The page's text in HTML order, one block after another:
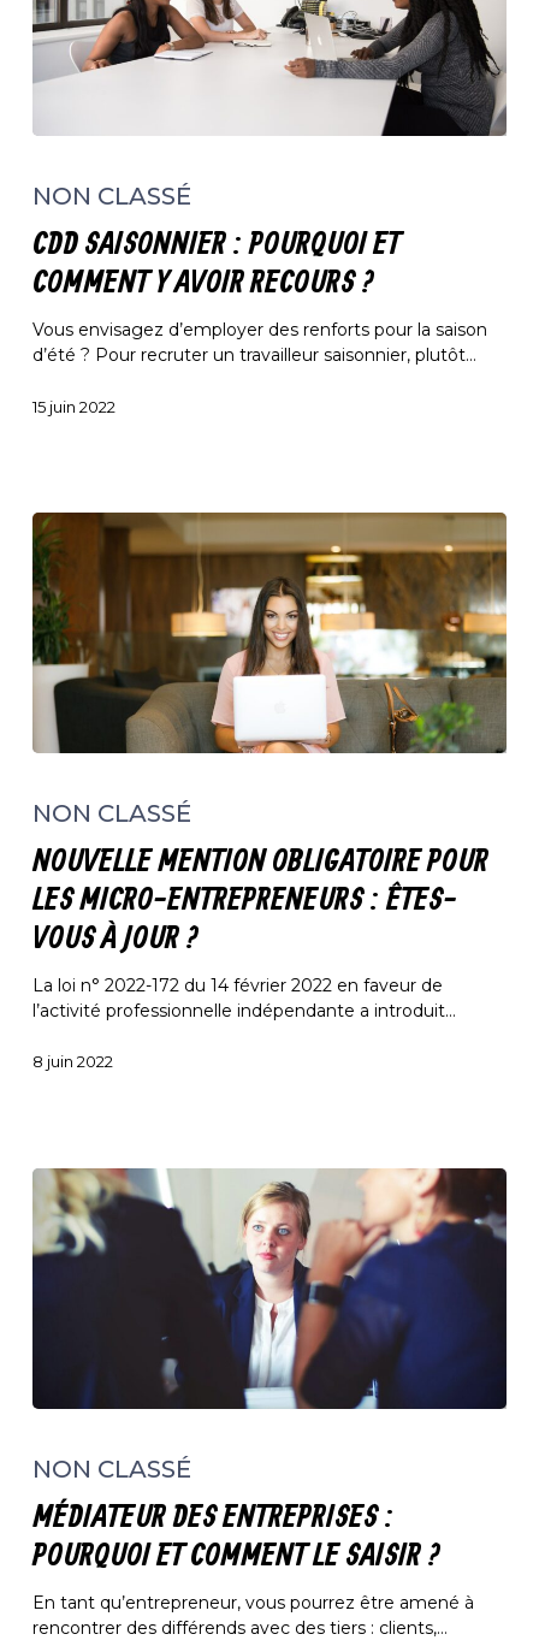
et
comment
y
avoir
recours
NON CLASSÉ
CDD SAISONNIER : POURQUOI ET
COMMENT Y AVOIR RECOURS ?
Vous envisagez d’employer des renforts pour la saison
d’été ? Pour recruter un travailleur saisonnier, plutôt…
15 juin 2022
obligatoire
les
micro-
entrepreneurs
vous
à
?
NON CLASSÉ
NOUVELLE MENTION OBLIGATOIRE POUR
LES MICRO-ENTREPRENEURS : ÊTES-
VOUS À JOUR ?
La loi n° 2022-172 du 14 février 2022 en faveur de
l’activité professionnelle indépendante a introduit…
8 juin 2022
entreprises
pourquoi
et
comment
le
saisir
NON CLASSÉ
MÉDIATEUR DES ENTREPRISES :
POURQUOI ET COMMENT LE SAISIR ?
En tant qu’entrepreneur, vous pourrez être amené à
rencontrer des différends avec des tiers : clients,…